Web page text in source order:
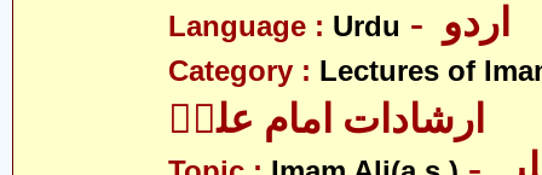
Language : Urdu
Category : Lectures of
ارشادات امام علیؑ